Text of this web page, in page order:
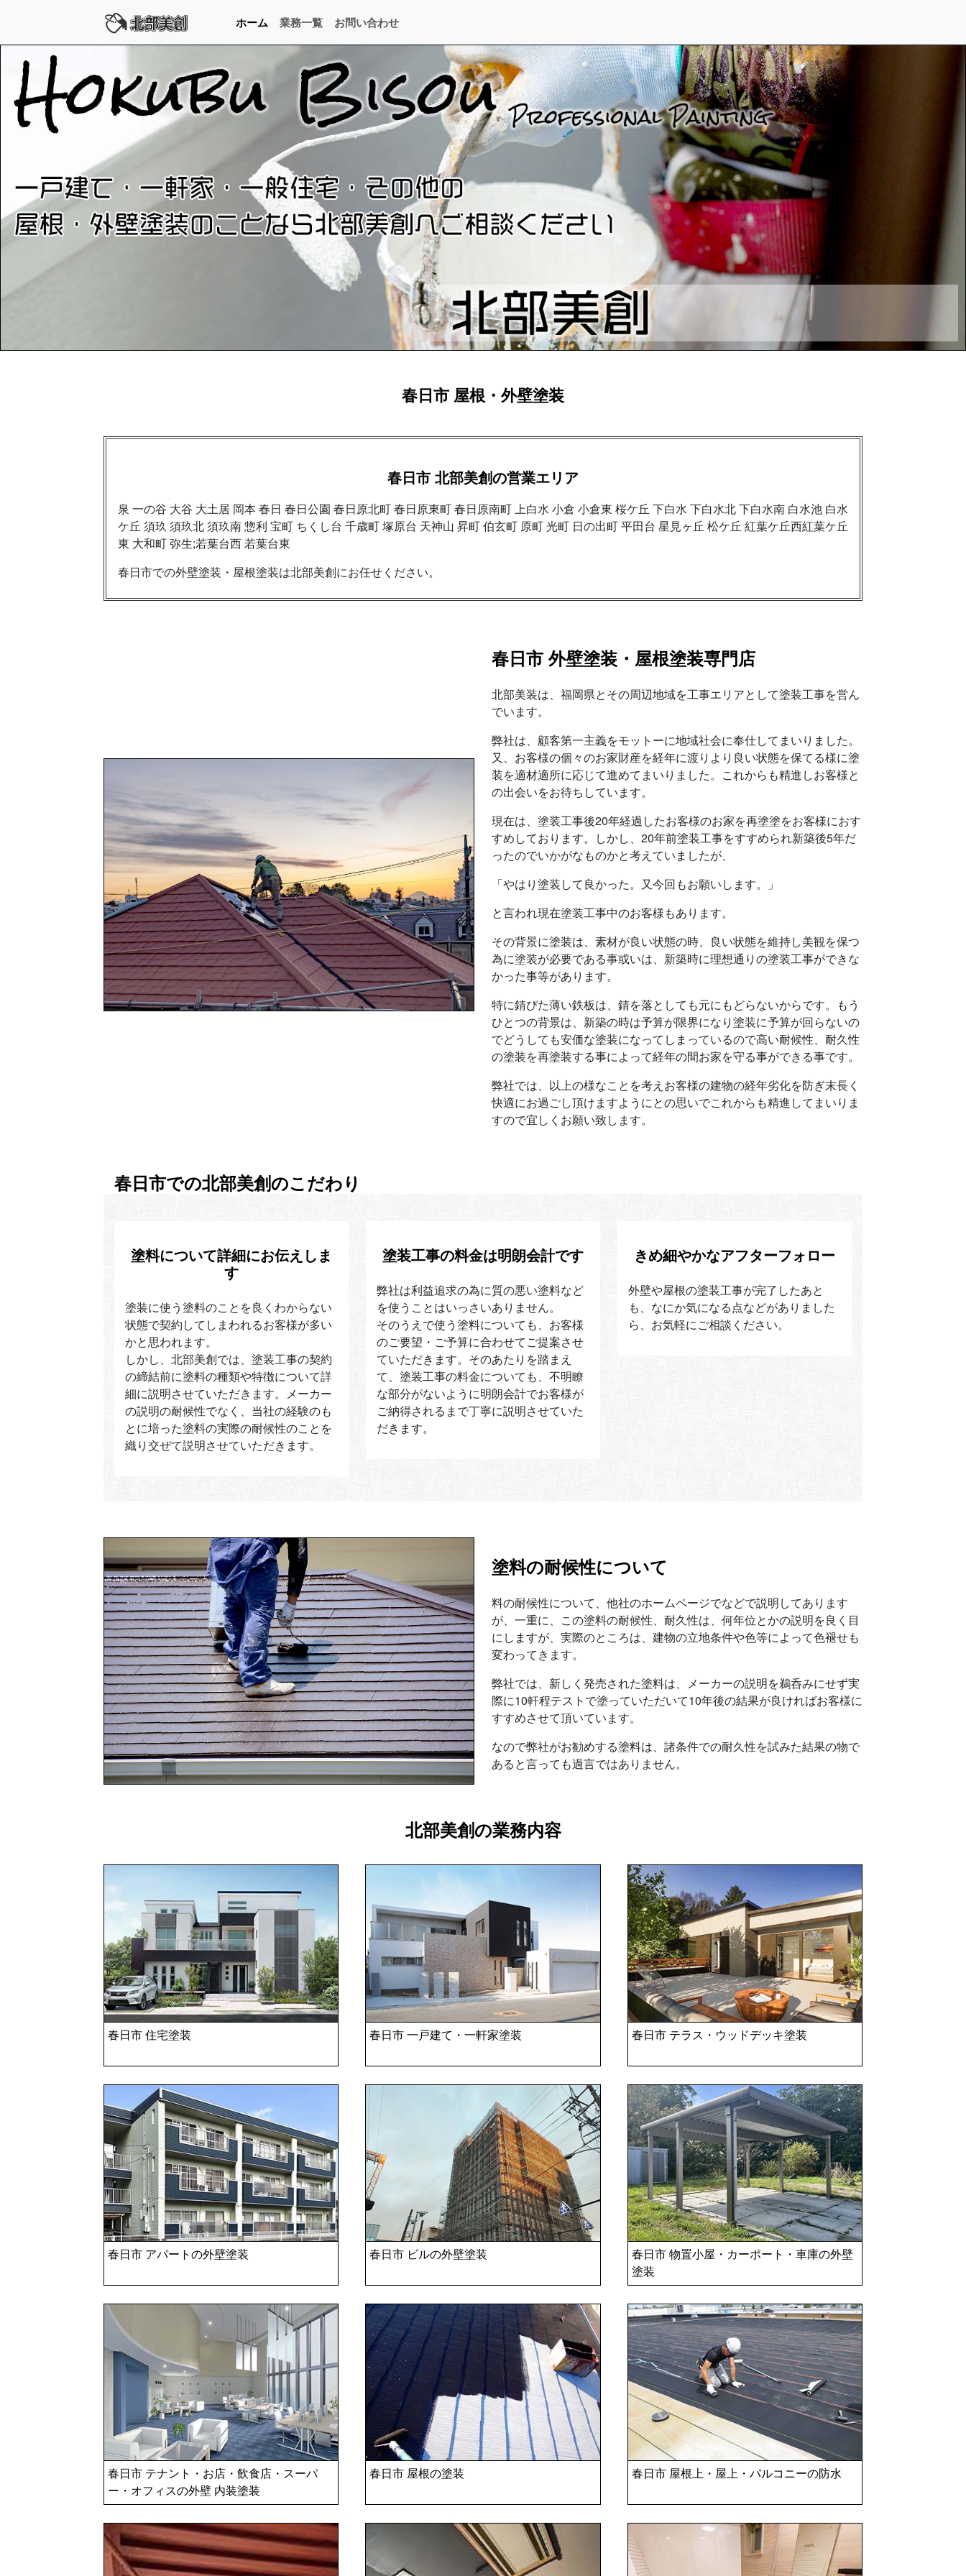
ホーム 業務一覧 お問い合わせ
春日市 屋根・外壁塗装
春日市 北部美創の営業エリア
泉 一の谷 大谷 大土居 岡本 春日 春日公園 春日原北町 春日原東町 春日原南町 上白水 小倉 小倉東 桜ケ丘 下白水 下白水北 下白水南 白水池 白水
ケ丘 須玖 須玖北 須玖南 惣利 宝町 ちくし台 千歳町 塚原台 天神山 昇町 伯玄町 原町 光町 日の出町 平田台 星見ヶ丘 松ケ丘 紅葉ケ丘西紅葉ケ丘
東 大和町 弥生;若葉台西 若葉台東
春日市での外壁塗装・屋根塗装は北部美創にお任せください。
春日市 外壁塗装・屋根塗装専門店
北部美装は、福岡県とその周辺地域を工事エリアとして塗装工事を営ん
でいます。
弊社は、顧客第一主義をモットーに地域社会に奉仕してまいりました。
又、お客様の個々のお家財産を経年に渡りより良い状態を保てる様に塗
装を適材適所に応じて進めてまいりました。これからも精進しお客様と
の出会いをお待ちしています。
現在は、塗装工事後20年経過したお客様のお家を再塗塗をお客様におす
すめしております。しかし、20年前塗装工事をすすめられ新築後5年だ
ったのでいかがなものかと考えていましたが、
「やはり塗装して良かった。又今回もお願いします。」
と言われ現在塗装工事中のお客様もあります。
その背景に塗装は、素材が良い状態の時、良い状態を維持し美観を保つ
為に塗装が必要である事或いは、新築時に理想通りの塗装工事ができな
かった事等があります。
特に錆びた薄い鉄板は、錆を落としても元にもどらないからです。もう
ひとつの背景は、新築の時は予算が限界になり塗装に予算が回らないの
でどうしても安価な塗装になってしまっているので高い耐候性、耐久性
の塗装を再塗装する事によって経年の間お家を守る事ができる事です。
弊社では、以上の様なことを考えお客様の建物の経年劣化を防ぎ末長く
快適にお過ごし頂けますようにとの思いでこれからも精進してまいりま
すので宜しくお願い致します。
春日市での北部美創のこだわり
塗料について詳細にお伝えしま
す
塗装に使う塗料のことを良くわからない
状態で契約してしまわれるお客様が多い
かと思われます。
しかし、北部美創では、塗装工事の契約
の締結前に塗料の種類や特徴について詳
細に説明させていただきます。メーカー
の説明の耐候性でなく、当社の経験のも
とに培った塗料の実際の耐候性のことを
織り交ぜて説明させていただきます。
塗装工事の料金は明朗会計です
弊社は利益追求の為に質の悪い塗料など
を使うことはいっさいありません。
そのうえで使う塗料についても、お客様
のご要望・ご予算に合わせてご提案させ
ていただきます。そのあたりを踏まえ
て、塗装工事の料金についても、不明瞭
な部分がないように明朗会計でお客様が
ご納得されるまで丁寧に説明させていた
だきます。
きめ細やかなアフターフォロー
外壁や屋根の塗装工事が完了したあと
も、なにか気になる点などがありました
ら、お気軽にご相談ください。
塗料の耐候性について
料の耐候性について、他社のホームページでなどで説明してあります
が、一重に、この塗料の耐候性、耐久性は、何年位とかの説明を良く目
にしますが、実際のところは、建物の立地条件や色等によって色褪せも
変わってきます。
弊社では、新しく発売された塗料は、メーカーの説明を鵜呑みにせず実
際に10軒程テストで塗っていただいて10年後の結果が良ければお客様に
すすめさせて頂いています。
なので弊社がお勧めする塗料は、諸条件での耐久性を試みた結果の物で
あると言っても過言ではありません。
北部美創の業務内容
春日市 住宅塗装 春日市 一戸建て・一軒家塗装 春日市 テラス・ウッドデッキ塗装
春日市 アパートの外壁塗装 春日市 ビルの外壁塗装
春日市 物置小屋・カーポート・車庫の外壁
塗装
春日市 テナント・お店・飲食店・スーパ
ー・オフィスの外壁 内装塗装
春日市 屋根の塗装 春日市 屋根上・屋上・バルコニーの防水